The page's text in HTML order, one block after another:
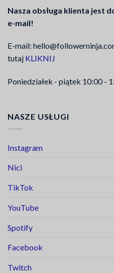
Nasza obsługa klienta jest
e-mail!
E-mail:
tutaj KLIKNIJ
Poniedziałek - piątek 10:00 -
NASZE USŁUGI
Instagram
Nici
TikTok
YouTube
Spotify
Facebook
Twitch